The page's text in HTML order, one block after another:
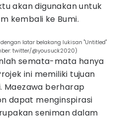
akan digunakan untuk
kembali ke Bumi.
latar belakang lukisan "Untitled"
twitter/@yousuck2020)
semata-mata hanya
ini memiliki tujuan
Maezawa berharap
dapat menginspirasi
seniman dalam